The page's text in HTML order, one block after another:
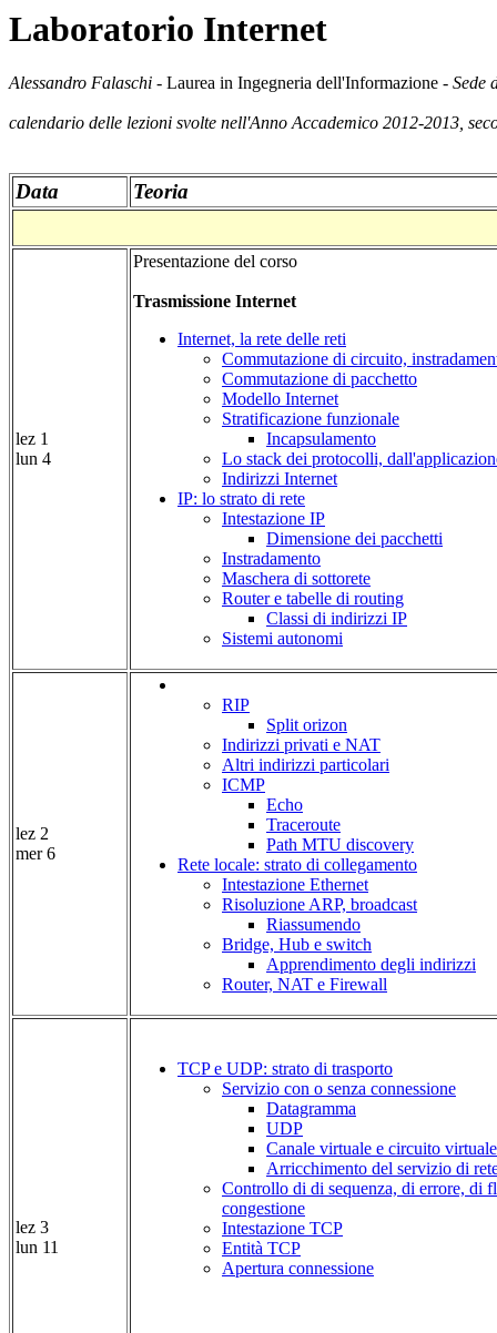
Laboratorio Internet
Alessandro Falaschi - Laurea in Ingegneria dell'Informazione - Sede
calendario delle lezioni svolte nell'Anno Accademico 2012-2013,
Data Teoria
lez 1
lun 4
Presentazione del corso
Trasmissione Internet
Internet, la rete delle reti
Commutazione di circuito,
Commutazione di pacchetto
Modello Internet
Stratificazione funzionale
Incapsulamento
Lo stack dei protocolli,
Indirizzi Internet
IP: lo strato di rete
Intestazione IP
Dimensione dei pacchetti
Instradamento
Maschera di sottorete
Router e tabelle di routing
Classi di indirizzi IP
Sistemi autonomi
lez 2
mer 6
RIP
Split orizon
Indirizzi privati e NAT
Altri indirizzi particolari
ICMP
Echo
Traceroute
Path MTU discovery
Rete locale: strato di collegamento
Intestazione Ethernet
Risoluzione ARP, broadcast
Riassumendo
Bridge, Hub e switch
Apprendimento degli indirizzi
Router, NAT e Firewall
lez 3
lun 11
TCP e UDP: strato di trasporto
Servizio con o senza connessione
Datagramma
UDP
Canale virtuale e circuito virtuale
Arricchimento del servizio di
Controllo di di sequenza, di errore, di
congestione
Intestazione TCP
Entità TCP
Apertura connessione